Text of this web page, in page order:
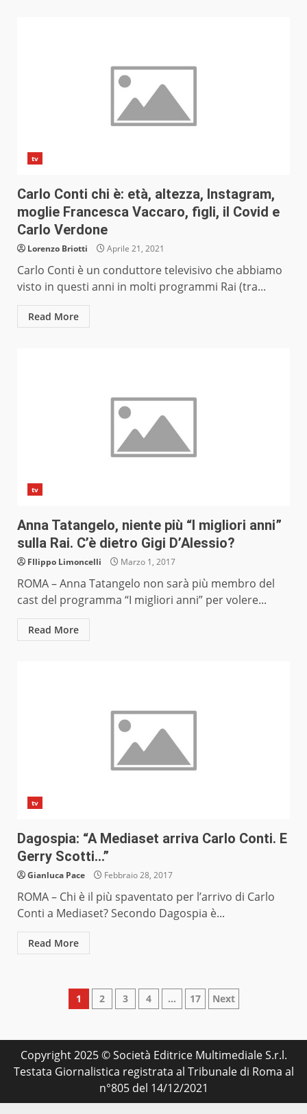
tv
Carlo Conti chi è: età, altezza, Instagram,
moglie Francesca Vaccaro, figli, il Covid e
Carlo Verdone
Lorenzo Briotti Aprile 21, 2021
Carlo Conti è un conduttore televisivo che abbiamo
visto in questi anni in molti programmi Rai (tra...
Read More
tv
Anna Tatangelo, niente più “I migliori anni”
sulla Rai. C’è dietro Gigi D’Alessio?
FIlippo Limoncelli Marzo 1, 2017
ROMA – Anna Tatangelo non sarà più membro del
cast del programma “I migliori anni” per volere...
Read More
tv
Dagospia: “A Mediaset arriva Carlo Conti. E
Gerry Scotti…”
Gianluca Pace Febbraio 28, 2017
ROMA – Chi è il più spaventato per l’arrivo di Carlo
Conti a Mediaset? Secondo Dagospia è...
Read More
Paginazione
articoli
1 2 3 4 … 17 Next
Copyright 2025 © Società Editrice Multimediale S.r.l.
Testata Giornalistica registrata al Tribunale di Roma al
n°805 del 14/12/2021